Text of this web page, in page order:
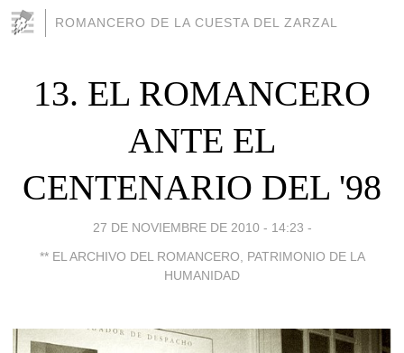
ROMANCERO DE LA CUESTA DEL ZARZAL
13. EL ROMANCERO
ANTE EL
CENTENARIO DEL '98
27 DE NOVIEMBRE DE 2010 - 14:23 -
** EL ARCHIVO DEL ROMANCERO, PATRIMONIO DE LA
HUMANIDAD